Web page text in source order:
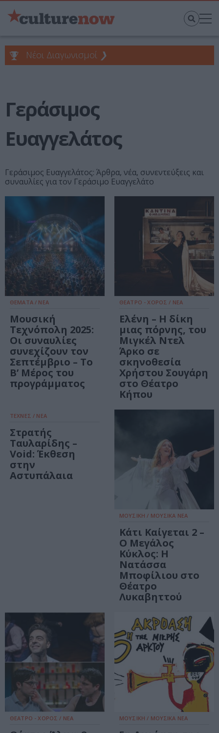
Νέοι Διαγωνισμοί ❯
Γεράσιμος
Ευαγγελάτος
Γεράσιμος Ευαγγελάτος: Άρθρα, νέα, συνεντεύξεις και
συναυλίες για τον Γεράσιμο Ευαγγελάτο
ΘΕΜΑΤΑ / ΝΕΑ
Μουσική
Τεχνόπολη 2025:
Οι συναυλίες
συνεχίζουν τον
Σεπτέμβριο – Το
Β’ Μέρος του
προγράμματος
ΘΕΑΤΡΟ - ΧΟΡΟΣ / ΝΕΑ
Ελένη – Η δίκη
μιας πόρνης, του
Μιγκέλ Ντελ
Άρκο σε
σκηνοθεσία
Χρήστου Σουγάρη
στο Θέατρο
Κήπου
ΤΕΧΝΕΣ / ΝΕΑ
Στρατής
Ταυλαρίδης –
Void: Έκθεση
στην
Αστυπάλαια
ΜΟΥΣΙΚΗ / ΜΟΥΣΙΚΑ ΝΕΑ
Κάτι Καίγεται 2 –
Ο Μεγάλος
Κύκλος: Η
Νατάσσα
Μποφίλιου στο
Θέατρο
Λυκαβηττού
ΘΕΑΤΡΟ - ΧΟΡΟΣ / ΝΕΑ ΜΟΥΣΙΚΗ / ΜΟΥΣΙΚΑ ΝΕΑ